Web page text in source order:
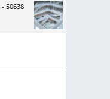
- 50638